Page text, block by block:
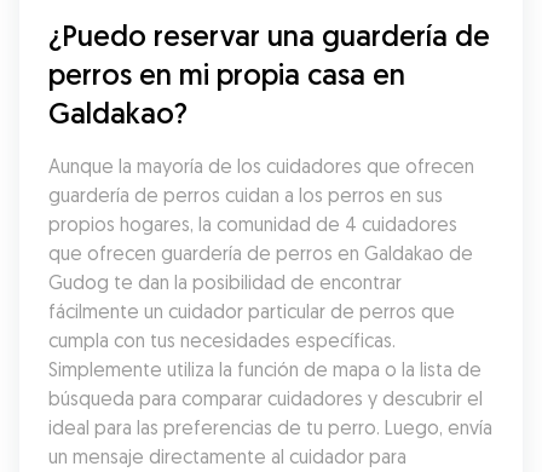
¿Puedo reservar una guardería de
perros en mi propia casa en
Galdakao?
Aunque la mayoría de los cuidadores que ofrecen
guardería de perros cuidan a los perros en sus
propios hogares, la comunidad de 4 cuidadores
que ofrecen guardería de perros en Galdakao de
Gudog te dan la posibilidad de encontrar
fácilmente un cuidador particular de perros que
cumpla con tus necesidades específicas.
Simplemente utiliza la función de mapa o la lista de
búsqueda para comparar cuidadores y descubrir el
ideal para las preferencias de tu perro. Luego, envía
un mensaje directamente al cuidador para